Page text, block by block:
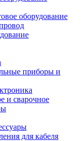
оборудование
приборы и
и сварочное
для кабеля